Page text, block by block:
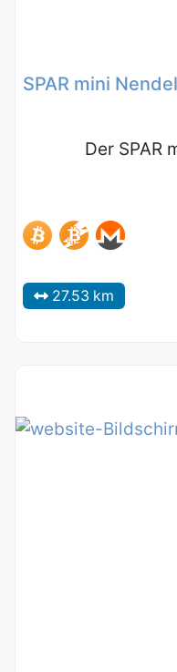
SPAR mini
Der SPAR
27.53 km